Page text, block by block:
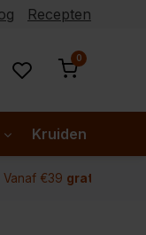
Recepten
0
Kruiden per
Vanaf €39 gratis